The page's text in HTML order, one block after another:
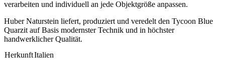
verarbeiten und individuell an jede Objektgröße anpassen.
Huber Naturstein liefert, produziert und veredelt den Tycoon Blue
Quarzit auf Basis modernster Technik und in höchster
handwerklicher Qualität.
HerkunftItalien